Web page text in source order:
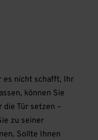
es nicht schafft, Ihr
können Sie
Tür setzen –
zu seiner
Sollte Ihnen